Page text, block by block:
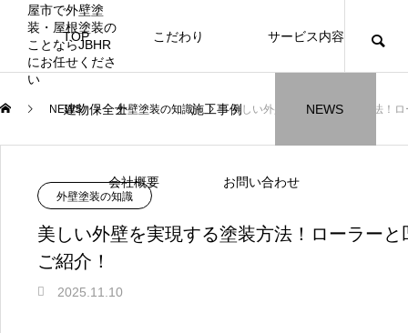
TOP こだわり サービス内容
建物保全士 施工事例 NEWS
会社概要 お問い合わせ
JBHR横浜の施工事例
ニュース ブログ
NEW
NEWS 外壁塗装の知識 美しい外壁を実現する塗装方法！
外壁塗装の知識
美しい外壁を実現する塗装方法！ローラー
ご紹介！
2025.11.10